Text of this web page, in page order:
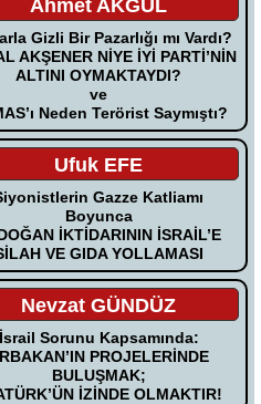
Ahmet AKGÜL
Gizli Bir Pazarlığı mı Vardı?
AKŞENER NİYE İYİ PARTİ’NİN
ALTINI OYMAKTAYDI?
ve
Neden Terörist Saymıştı?
Ufuk EFE
Gazze Katliamı
Boyunca
İKTİDARININ İSRAİL’E
VE GIDA YOLLAMASI
Nevzat GÜNDÜZ
İsrail Sorunu Kapsamında:
PROJELERİNDE
BULUŞMAK;
İZİNDE OLMAKTIR!